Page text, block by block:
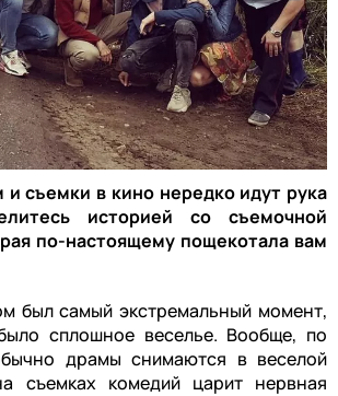
и съемки в кино нередко идут рука
историей со съемочной
по-настоящему пощекотала вам
был самый экстремальный момент,
сплошное веселье. Вообще, по
драмы снимаются в веселой
съемках комедий царит нервная